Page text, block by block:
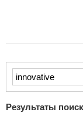
Введите
текст
поиска...
Результаты